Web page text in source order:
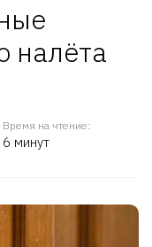
налёта
Время на чтение:
6 минут